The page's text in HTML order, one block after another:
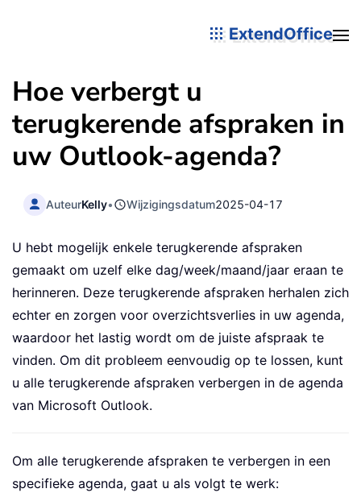
ExtendOffice
Hoe verbergt u
terugkerende afspraken in
uw Outlook-agenda?
AuteurKelly• Wijzigingsdatum2025-04-17
U hebt mogelijk enkele terugkerende afspraken
gemaakt om uzelf elke dag/week/maand/jaar eraan te
herinneren. Deze terugkerende afspraken herhalen zich
echter en zorgen voor overzichtsverlies in uw agenda,
waardoor het lastig wordt om de juiste afspraak te
vinden. Om dit probleem eenvoudig op te lossen, kunt
u alle terugkerende afspraken verbergen in de agenda
van Microsoft Outlook.
Om alle terugkerende afspraken te verbergen in een
specifieke agenda, gaat u als volgt te werk: